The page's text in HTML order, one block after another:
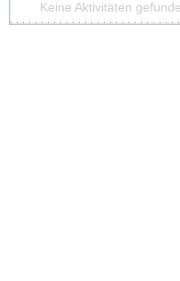
Keine Aktivitäten